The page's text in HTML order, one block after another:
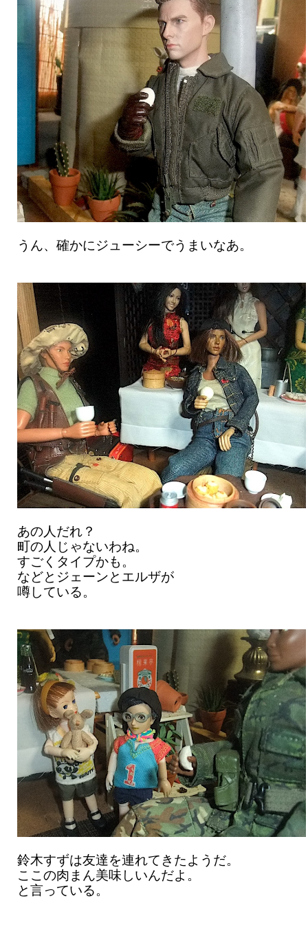
うん、確かにジューシーでうまいなあ。
あの人だれ？
町の人じゃないわね。
すごくタイプかも。
などとジェーンとエルザが
噂している。
鈴木すずは友達を連れてきたようだ。
ここの肉まん美味しいんだよ。
と言っている。